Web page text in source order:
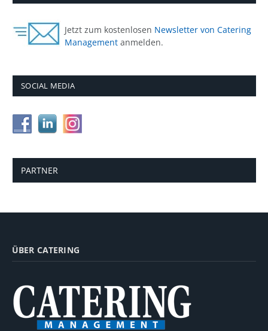
Jetzt zum kostenlosen Newsletter von Catering
Management anmelden.
SOCIAL MEDIA
PARTNER
ÜBER CATERING